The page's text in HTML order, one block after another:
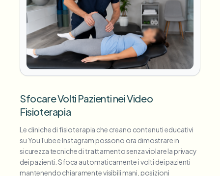
Sfocare Volti Pazienti nei Video
Fisioterapia
Le cliniche di fisioterapia che creano contenuti educativi
su YouTube e Instagram possono ora dimostrare in
sicurezza tecniche di trattamento senza violare la privacy
dei pazienti. Sfoca automaticamente i volti dei pazienti
mantenendo chiaramente visibili mani, posizioni